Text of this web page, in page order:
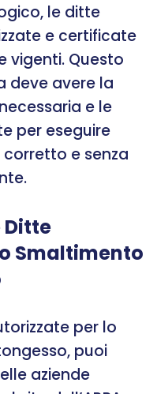
le ditte
e certificate
vigenti. Questo
deve avere la
e le
per eseguire
corretto e senza
Ditte
Smaltimento
per lo
puoi
aziende